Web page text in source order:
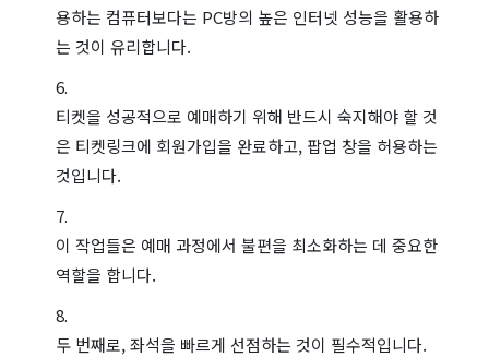
용하는 컴퓨터보다는 PC방의 높은 인터넷 성능을 활용하
는 것이 유리합니다.
티켓을 성공적으로 예매하기 위해 반드시 숙지해야 할 것
은 티켓링크에 회원가입을 완료하고, 팝업 창을 허용하는
것입니다.
이 작업들은 예매 과정에서 불편을 최소화하는 데 중요한
역할을 합니다.
두 번째로, 좌석을 빠르게 선점하는 것이 필수적입니다.